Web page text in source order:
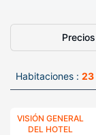
Precios
Habitaciones : 23
VISIÓN GENERAL
DEL HOTEL